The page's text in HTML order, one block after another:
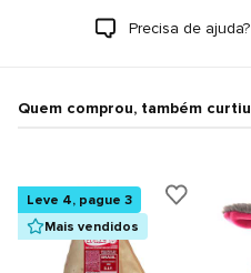
Precisa de ajuda?
Quem comprou, também curtiu
Leve 4, pague 3
Mais vendidos